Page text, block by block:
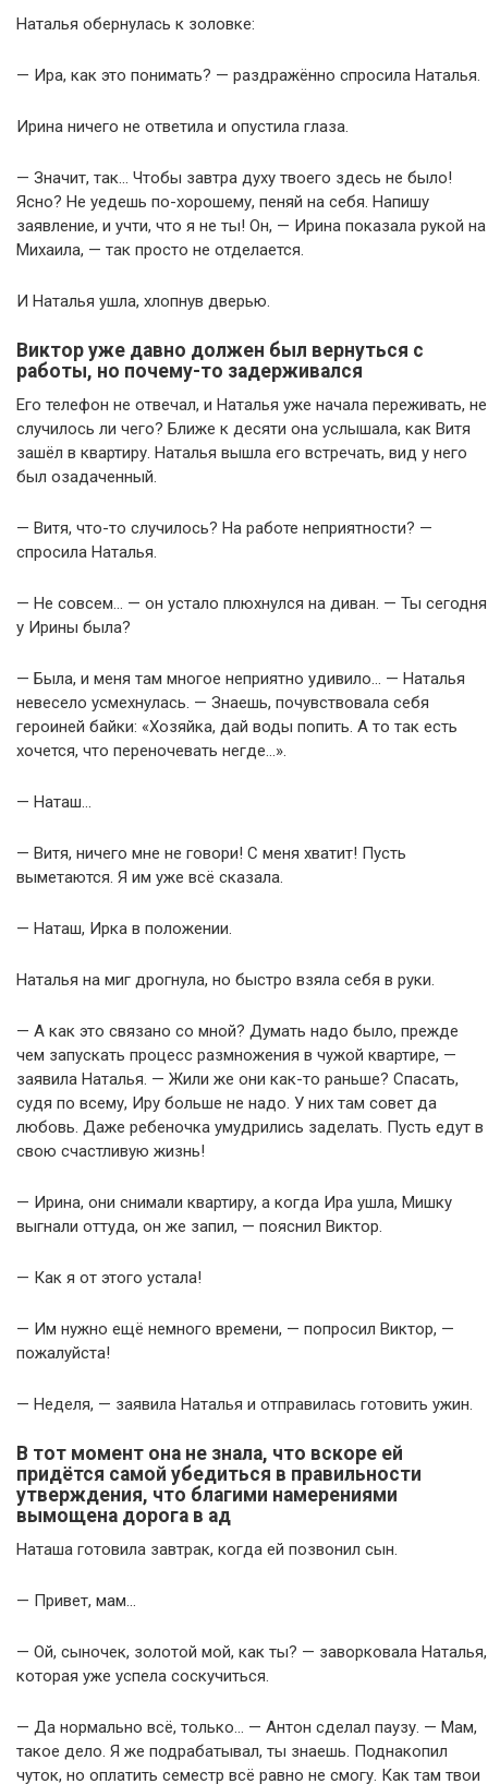
Наталья обернулась к золовке:
— Ира, как это понимать? — раздражённо спросила Наталья.
Ирина ничего не ответила и опустила глаза.
— Значит, так… Чтобы завтра духу твоего здесь не было!
Ясно? Не уедешь по-хорошему, пеняй на себя. Напишу
заявление, и учти, что я не ты! Он, — Ирина показала рукой на
Михаила, — так просто не отделается.
И Наталья ушла, хлопнув дверью.
Виктор уже давно должен был вернуться с
работы, но почему-то задерживался
Его телефон не отвечал, и Наталья уже начала переживать, не
случилось ли чего? Ближе к десяти она услышала, как Витя
зашёл в квартиру. Наталья вышла его встречать, вид у него
был озадаченный.
— Витя, что-то случилось? На работе неприятности? —
спросила Наталья.
— Не совсем… — он устало плюхнулся на диван. — Ты сегодня
у Ирины была?
— Была, и меня там многое неприятно удивило… — Наталья
невесело усмехнулась. — Знаешь, почувствовала себя
героиней байки: «Хозяйка, дай воды попить. А то так есть
хочется, что переночевать негде…».
— Наташ…
— Витя, ничего мне не говори! С меня хватит! Пусть
выметаются. Я им уже всё сказала.
— Наташ, Ирка в положении.
Наталья на миг дрогнула, но быстро взяла себя в руки.
— А как это связано со мной? Думать надо было, прежде
чем запускать процесс размножения в чужой квартире, —
заявила Наталья. — Жили же они как-то раньше? Спасать,
судя по всему, Иру больше не надо. У них там совет да
любовь. Даже ребеночка умудрились заделать. Пусть едут в
свою счастливую жизнь!
— Ирина, они снимали квартиру, а когда Ира ушла, Мишку
выгнали оттуда, он же запил, — пояснил Виктор.
— Как я от этого устала!
— Им нужно ещё немного времени, — попросил Виктор, —
пожалуйста!
— Неделя, — заявила Наталья и отправилась готовить ужин.
В тот момент она не знала, что вскоре ей
придётся самой убедиться в правильности
утверждения, что благими намерениями
вымощена дорога в ад
Наташа готовила завтрак, когда ей позвонил сын.
— Привет, мам…
— Ой, сыночек, золотой мой, как ты? — заворковала Наталья,
которая уже успела соскучиться.
— Да нормально всё, только… — Антон сделал паузу. — Мам,
такое дело. Я же подрабатывал, ты знаешь. Поднакопил
чуток, но оплатить семестр всё равно не смогу. Как там твои